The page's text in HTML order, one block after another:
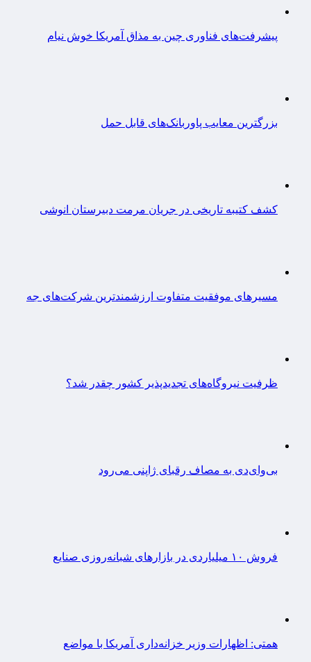
پیشرفت‌های فناوری چین به مذاق آمریکا خوش نیام
بزرگترین معایب پاوربانک‌های قابل حمل
کشف کتیبه تاریخی در جریان مرمت دبیرستان انوشی
مسیرهای موفقیت متفاوت ارزشمندترین شرکت‌های جه
ظرفیت نیروگاه‌های تجدیدپذیر کشور چقدر شد؟
بی‌وای‌دی به مصاف رقبای ژاپنی می‌رود
فروش ۱۰ میلیاردی در بازارهای شبانه‌روزی صنایع
همتی: اظهارات وزیر خزانه‌داری آمریکا با مواضع